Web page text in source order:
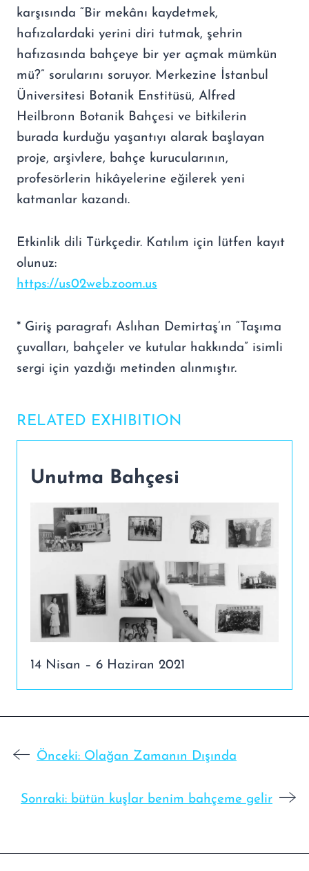
karşısında “Bir mekânı kaydetmek,
hafızalardaki yerini diri tutmak, şehrin
hafızasında bahçeye bir yer açmak mümkün
mü?” sorularını soruyor. Merkezine İstanbul
Üniversitesi Botanik Enstitüsü, Alfred
Heilbronn Botanik Bahçesi ve bitkilerin
burada kurduğu yaşantıyı alarak başlayan
proje, arşivlere, bahçe kurucularının,
profesörlerin hikâyelerine eğilerek yeni
katmanlar kazandı.
Etkinlik dili Türkçedir. Katılım için lütfen kayıt
olunuz:
https://us02web.zoom.us
* Giriş paragrafı Aslıhan Demirtaş’ın “Taşıma
çuvalları, bahçeler ve kutular hakkında” isimli
sergi için yazdığı metinden alınmıştır.
RELATED EXHIBITION
Unutma Bahçesi
14 Nisan – 6 Haziran 2021
Önceki: Olağan Zamanın Dışında
Sonraki: bütün kuşlar benim bahçeme gelir